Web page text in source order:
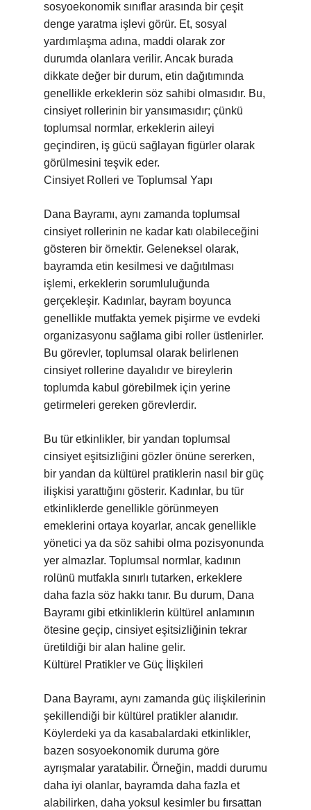
sosyoekonomik sınıflar arasında bir çeşit
denge yaratma işlevi görür. Et, sosyal
yardımlaşma adına, maddi olarak zor
durumda olanlara verilir. Ancak burada
dikkate değer bir durum, etin dağıtımında
genellikle erkeklerin söz sahibi olmasıdır. Bu,
cinsiyet rollerinin bir yansımasıdır; çünkü
toplumsal normlar, erkeklerin aileyi
geçindiren, iş gücü sağlayan figürler olarak
görülmesini teşvik eder.
Cinsiyet Rolleri ve Toplumsal Yapı
Dana Bayramı, aynı zamanda toplumsal
cinsiyet rollerinin ne kadar katı olabileceğini
gösteren bir örnektir. Geleneksel olarak,
bayramda etin kesilmesi ve dağıtılması
işlemi, erkeklerin sorumluluğunda
gerçekleşir. Kadınlar, bayram boyunca
genellikle mutfakta yemek pişirme ve evdeki
organizasyonu sağlama gibi roller üstlenirler.
Bu görevler, toplumsal olarak belirlenen
cinsiyet rollerine dayalıdır ve bireylerin
toplumda kabul görebilmek için yerine
getirmeleri gereken görevlerdir.
Bu tür etkinlikler, bir yandan toplumsal
cinsiyet eşitsizliğini gözler önüne sererken,
bir yandan da kültürel pratiklerin nasıl bir güç
ilişkisi yarattığını gösterir. Kadınlar, bu tür
etkinliklerde genellikle görünmeyen
emeklerini ortaya koyarlar, ancak genellikle
yönetici ya da söz sahibi olma pozisyonunda
yer almazlar. Toplumsal normlar, kadının
rolünü mutfakla sınırlı tutarken, erkeklere
daha fazla söz hakkı tanır. Bu durum, Dana
Bayramı gibi etkinliklerin kültürel anlamının
ötesine geçip, cinsiyet eşitsizliğinin tekrar
üretildiği bir alan haline gelir.
Kültürel Pratikler ve Güç İlişkileri
Dana Bayramı, aynı zamanda güç ilişkilerinin
şekillendiği bir kültürel pratikler alanıdır.
Köylerdeki ya da kasabalardaki etkinlikler,
bazen sosyoekonomik duruma göre
ayrışmalar yaratabilir. Örneğin, maddi durumu
daha iyi olanlar, bayramda daha fazla et
alabilirken, daha yoksul kesimler bu fırsattan